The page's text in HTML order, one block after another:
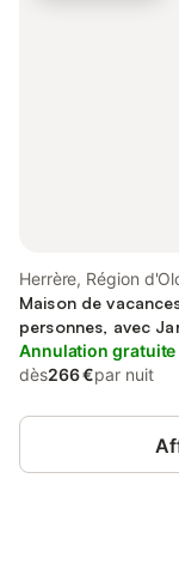
Herrère, Région
Marie
Maison de
personnes, avec
Annulation gratuite
dès266 €par nuit